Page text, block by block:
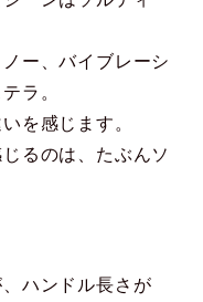
ー、バイブレーシ
ラ。
を感じます。
るのは、たぶんソ
ハンドル長さが